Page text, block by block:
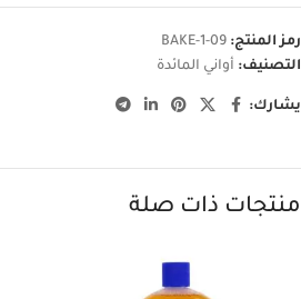
رمز المنتج: BAKE-1-09
التصنيف: أواني المائدة
يشارك:
منتجات ذات صلة